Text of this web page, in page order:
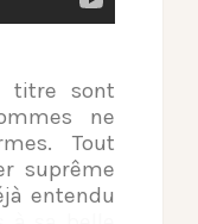
titre sont
ne
Tout
suprême
entendu